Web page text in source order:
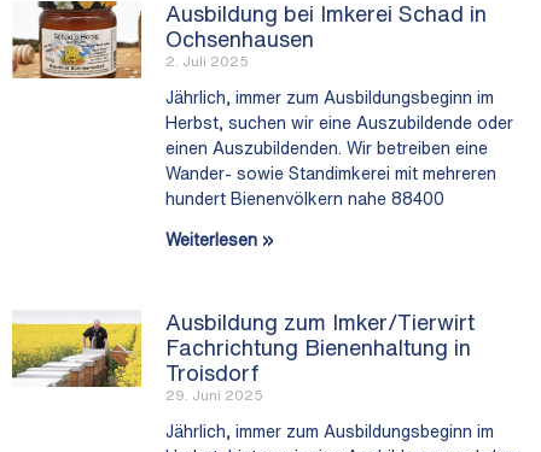
Ausbildung bei Imkerei Schad in
Ochsenhausen
2. Juli 2025
Jährlich, immer zum Ausbildungsbeginn im
Herbst, suchen wir eine Auszubildende oder
einen Auszubildenden. Wir betreiben eine
Wander- sowie Standimkerei mit mehreren
hundert Bienenvölkern nahe 88400
Weiterlesen »
Ausbildung zum Imker/Tierwirt
Fachrichtung Bienenhaltung in
Troisdorf
29. Juni 2025
Jährlich, immer zum Ausbildungsbeginn im